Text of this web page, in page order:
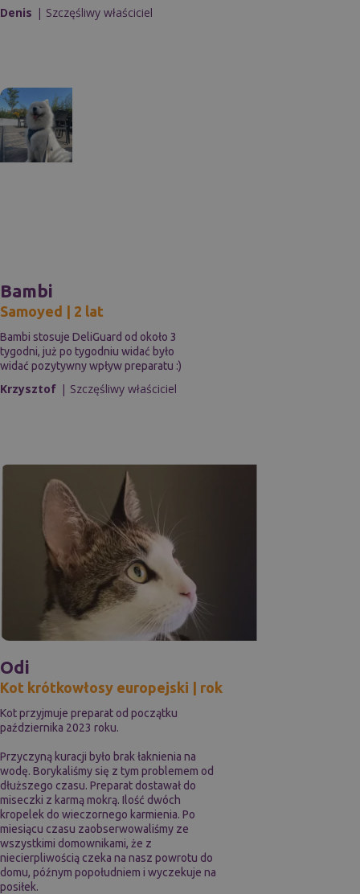
Denis | Szczęśliwy właściciel
Bambi
Samoyed | 2 lat
Bambi stosuje DeliGuard od około 3
tygodni, już po tygodniu widać było
widać pozytywny wpływ preparatu :)
Krzysztof | Szczęśliwy właściciel
Odi
Kot krótkowłosy europejski | rok
Kot przyjmuje preparat od początku
października 2023 roku.
Przyczyną kuracji było brak łaknienia na
wodę. Borykaliśmy się z tym problemem od
dłuższego czasu. Preparat dostawał do
miseczki z karmą mokrą. Ilość dwóch
kropelek do wieczornego karmienia. Po
miesiącu czasu zaobserwowaliśmy ze
wszystkimi domownikami, że z
niecierpliwością czeka na nasz powrotu do
domu, późnym popołudniem i wyczekuje na
posiłek.